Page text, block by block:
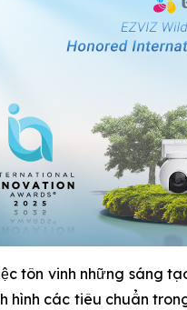
tôn vinh những sáng
hình các tiêu chuẩn